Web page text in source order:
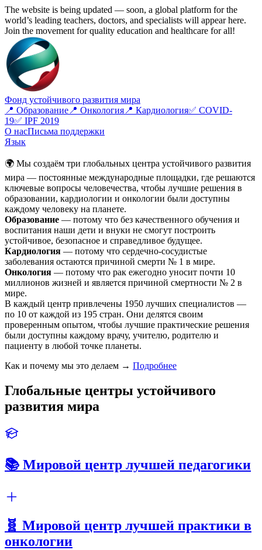
The website is being updated — soon, a global platform for the
world’s leading teachers, doctors, and specialists will appear here.
Join the movement for quality education and healthcare for all!
Фонд устойчивого развития мира
📍 Образование 📍 Онкология 📍 Кардиология✅ COVID-
19✅ IPF 2019
О насПисьма поддержки
Язык
🌍 Мы создаём три глобальных центра устойчивого развития
мира — постоянные международные площадки, где решаются
ключевые вопросы человечества, чтобы лучшие решения в
образовании, кардиологии и онкологии были доступны
каждому человеку на планете.
Образование — потому что без качественного обучения и
воспитания наши дети и внуки не смогут построить
устойчивое, безопасное и справедливое будущее.
Кардиология — потому что сердечно-сосудистые
заболевания остаются причиной смерти № 1 в мире.
Онкология — потому что рак ежегодно уносит почти 10
миллионов жизней и является причиной смертности № 2 в
мире.
В каждый центр привлечены 1950 лучших специалистов —
по 10 от каждой из 195 стран. Они делятся своим
проверенным опытом, чтобы лучшие практические решения
были доступны каждому врачу, учителю, родителю и
пациенту в любой точке планеты.
Как и почему мы это делаем → Подробнее
Глобальные центры устойчивого
развития мира
📚 Мировой центр лучшей педагогики
🧬 Мировой центр лучшей практики в
онкологии